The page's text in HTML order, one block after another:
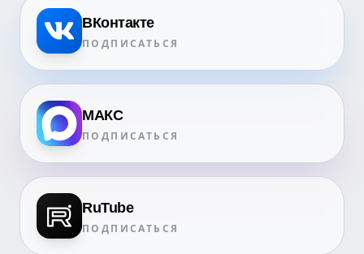
ВКонтакте
ПОДПИСАТЬСЯ
МАКС
ПОДПИСАТЬСЯ
RuTube
ПОДПИСАТЬСЯ